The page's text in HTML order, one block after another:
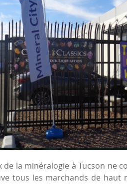
la minéralogie à Tucson ne
tous les marchands de haut